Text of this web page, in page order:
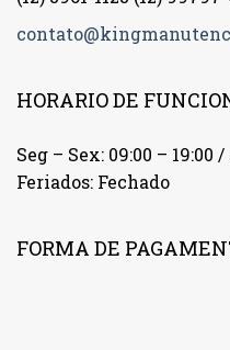
HORARIO DE
Seg – Sex: 09:00 – 19:00
Feriados: Fechado
FORMA DE